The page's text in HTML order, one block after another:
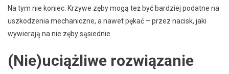
Na tym nie koniec. Krzywe zęby mogą też być bardziej podatne na
uszkodzenia mechaniczne, a nawet pękać – przez nacisk, jaki
wywierają na nie zęby sąsiednie.
(Nie)uciążliwe rozwiązanie